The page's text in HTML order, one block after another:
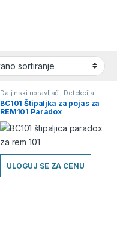
Daljinski upravljači Detekcija
provale - Alarmni sistemi Panik
SOS tasteri
BC101 Štipaljka za pojas za
REM101 Paradox
ULOGUJ SE ZA CENU